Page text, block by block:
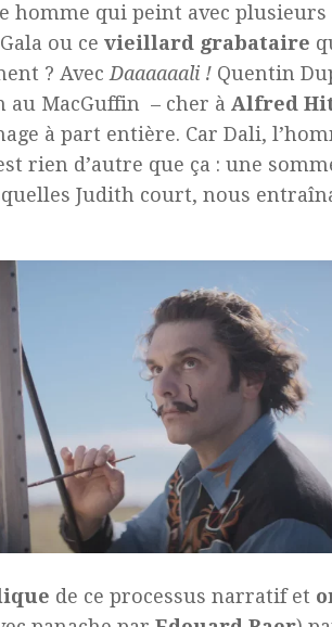
homme qui peint avec plusieurs
ou ce vieillard grabataire
? Avec Daaaaaali ! Quentin
au MacGuffin – cher à Alfred
à part entière. Car Dali,
rien d’autre que ça : une
Judith court, nous
de ce processus narratif et